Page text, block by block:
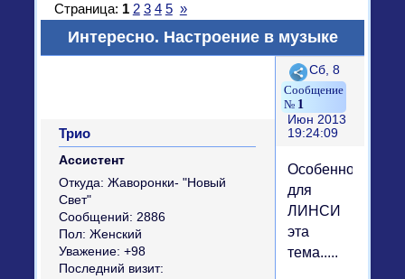
Интересно. Настроение в музыке
Страница: 1 2 3 4 5 »
Поделиться
1
Сб, 8
Июн 2013
19:24:09
Трио
Ассистент
Откуда: Жаворонки- "Новый
Свет"
Сообщений: 2886
Пол: Женский
Уважение: +98
Последний визит:
Особенно
для
ЛИНСИ
эта
тема.....